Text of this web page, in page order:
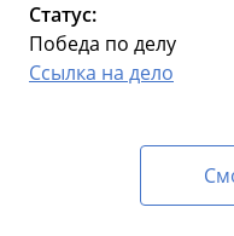
Статус:
Победа по делу
Ссылка на дело